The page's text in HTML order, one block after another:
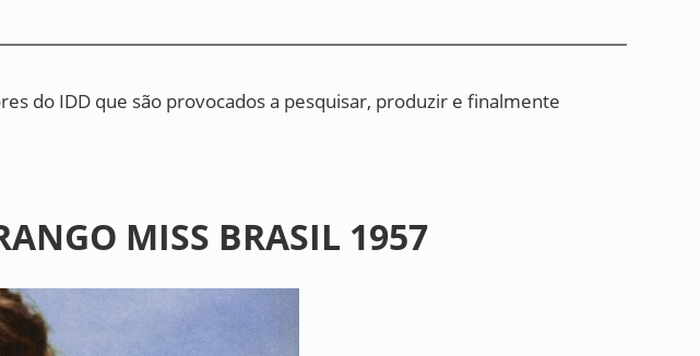
do IDD que são provocados a pesquisar, produzir e finalmente
MISS BRASIL 1957